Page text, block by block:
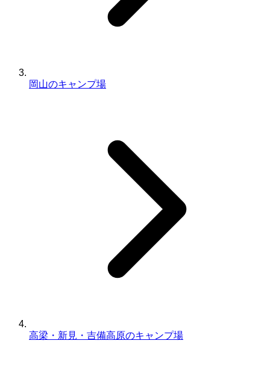
岡山のキャンプ場
高梁・新見・吉備高原のキャンプ場